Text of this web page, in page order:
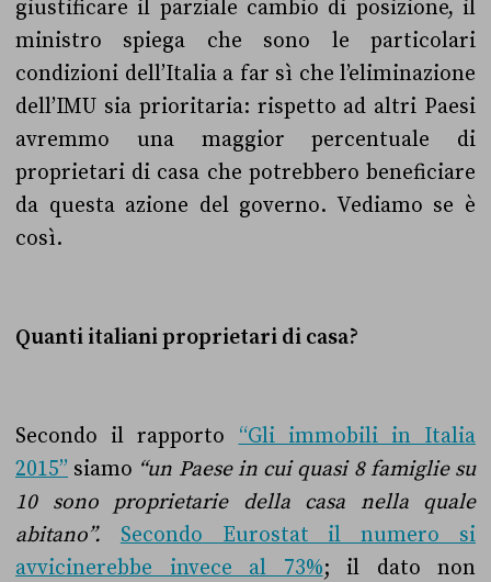
giustificare il parziale cambio di posizione, il
ministro spiega che sono le particolari
condizioni dell’Italia a far sì che l’eliminazione
dell’IMU sia prioritaria: rispetto ad altri Paesi
avremmo una maggior percentuale di
proprietari di casa che potrebbero beneficiare
da questa azione del governo. Vediamo se è
così.
Quanti italiani proprietari di casa?
Secondo il rapporto “Gli immobili in Italia
2015” siamo “un Paese in cui quasi 8 famiglie su
10 sono proprietarie della casa nella quale
abitano”. Secondo Eurostat il numero si
avvicinerebbe invece al 73%; il dato non